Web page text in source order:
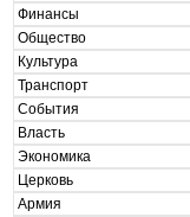
Финансы
Общество
Культура
Транспорт
События
Власть
Экономика
Церковь
Армия